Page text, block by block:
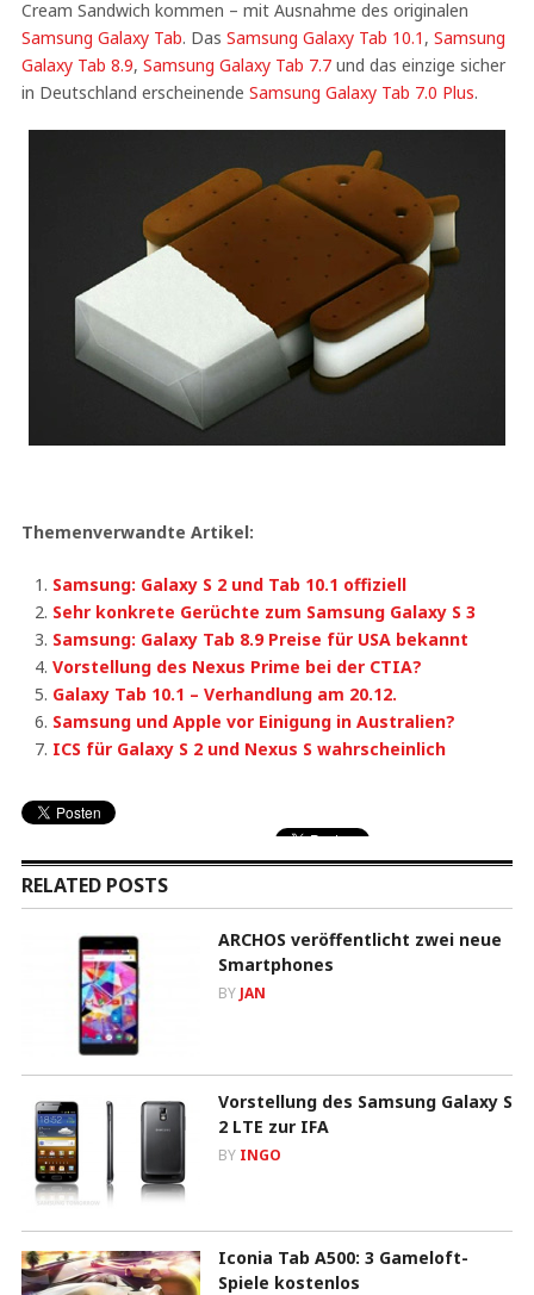
Cream Sandwich kommen – mit Ausnahme des originalen
Samsung Galaxy Tab. Das Samsung Galaxy Tab 10.1 , Samsung
Galaxy Tab 8.9, Samsung Galaxy Tab 7.7 und das einzige sicher
in Deutschland erscheinende Samsung Galaxy Tab 7.0 Plus.
Themenverwandte Artikel:
Samsung: Galaxy S 2 und Tab 10.1 offiziell
Sehr konkrete Gerüchte zum Samsung Galaxy S 3
Samsung: Galaxy Tab 8.9 Preise für USA bekannt
Vorstellung des Nexus Prime bei der CTIA?
Galaxy Tab 10.1 – Verhandlung am 20.12.
Samsung und Apple vor Einigung in Australien?
ICS für Galaxy S 2 und Nexus S wahrscheinlich
RELATED POSTS
ARCHOS veröffentlicht zwei neue
Smartphones
BY JAN
Vorstellung des Samsung Galaxy S
2 LTE zur IFA
BY INGO
Iconia Tab A500: 3 Gameloft-
Spiele kostenlos